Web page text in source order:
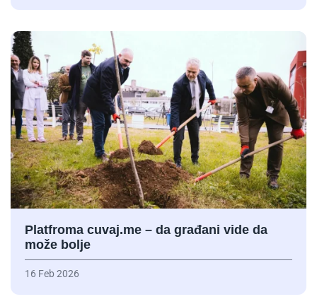
Platfroma cuvaj.me – da građani vide da
može bolje
16 Feb 2026